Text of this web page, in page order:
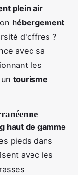
plein air
hébergement
d'offres ?
avec sa
les
tourisme
haut de gamme
pieds dans
avec les